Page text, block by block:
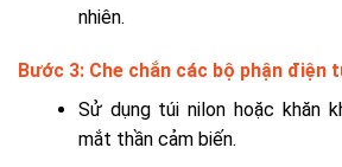
nhiên.
Bước 3: Che chắn các bộ phận điện
Sử dụng túi nilon hoặc khăn
mắt thần cảm biến.